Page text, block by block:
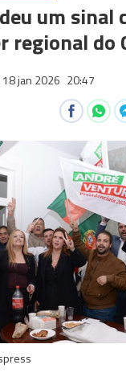
um sinal
regional do
18 jan 2026 20:47